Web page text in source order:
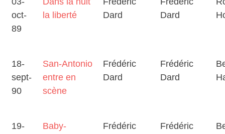
oct-
89
la liberté
Dard
Dard
18-
sept-
90
San-Antonio
entre en
scène
Frédéric
Dard
Frédéric
Dard
19-
Baby-
Frédéric
Frédéric